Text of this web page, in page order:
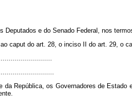
Deputados e do Senado Federal, nos
caput do art. 28, o inciso II do art. 29, o
da República, os Governadores de